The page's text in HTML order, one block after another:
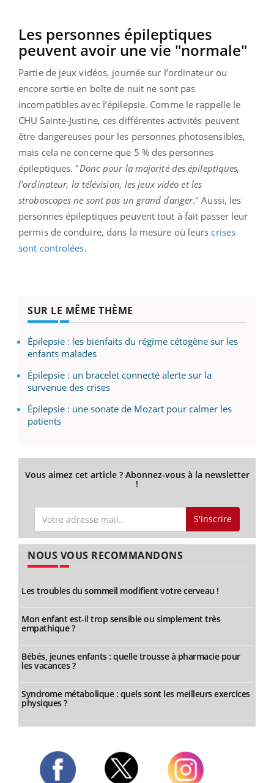
Les personnes épileptiques
peuvent avoir une vie "normale"
Partie de jeux vidéos, journée sur l’ordinateur ou
encore sortie en boîte de nuit ne sont pas
incompatibles avec l’épilepsie. Comme le rappelle le
CHU Sainte-Justine, ces différentes activités peuvent
être dangereuses pour les personnes photosensibles,
mais cela ne concerne que 5 % des personnes
épileptiques. "Donc pour la majorité des épileptiques,
l’ordinateur, la télévision, les jeux vidéo et les
stroboscopes ne sont pas un grand danger." Aussi, les
personnes épileptiques peuvent tout à fait passer leur
permis de conduire, dans la mesure où leurs crises
sont controlées.
SUR LE MÊME THÈME
Épilepsie : les bienfaits du régime cétogène sur les
enfants malades
Épilepsie : un bracelet connecté alerte sur la
survenue des crises
Épilepsie : une sonate de Mozart pour calmer les
patients
Vous aimez cet article ? Abonnez-vous à la newsletter
!
S'inscrire
NOUS VOUS RECOMMANDONS
Les troubles du sommeil modifient votre cerveau !
Mon enfant est-il trop sensible ou simplement très
empathique ?
Bébés, jeunes enfants : quelle trousse à pharmacie pour
les vacances ?
Syndrome métabolique : quels sont les meilleurs exercices
physiques ?